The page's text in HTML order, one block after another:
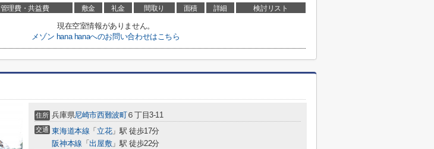
管理費・共益費 敷金 礼金 間取り 面積 詳細 検討リスト
現在空室情報がありません。
メゾン hana hanaへのお問い合わせはこちら
住所 兵庫県尼崎市西難波町６丁目3-11
交通 東海道本線 「 立花」駅 徒歩17分
阪神本線 「出屋敷」駅 徒歩22分